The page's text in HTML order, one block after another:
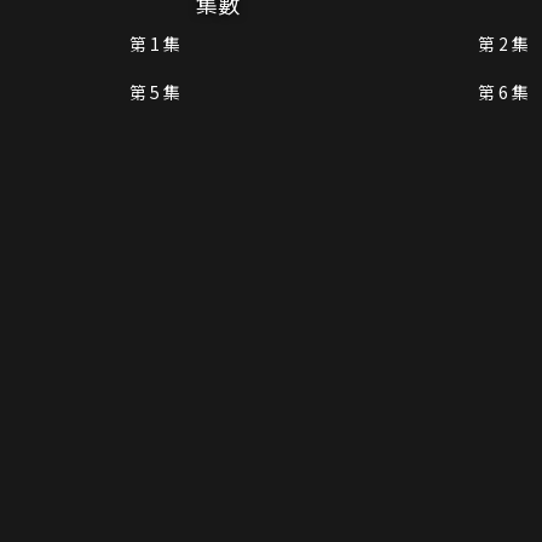
第 1 集 第 2 集
第 5 集
第 6 集